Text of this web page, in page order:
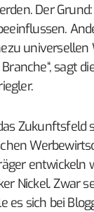
Der
sagt
Zukunftsfeld
entwickeln
Nickel. Zwar
es sich bei